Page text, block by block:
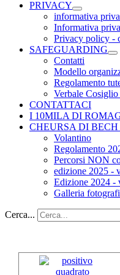
PRIVACY
informativa
Informativa
Privacy policy -
SAFEGUARDING
Contatti
Modello
Regolamento
Verbale
CONTATTACI
I 10MILA DI
CHEURSA DI BECH
Volantino
Regolamento
Percorsi NON
edizione 2025 -
Edizione 2024 -
Galleria
Cerca...